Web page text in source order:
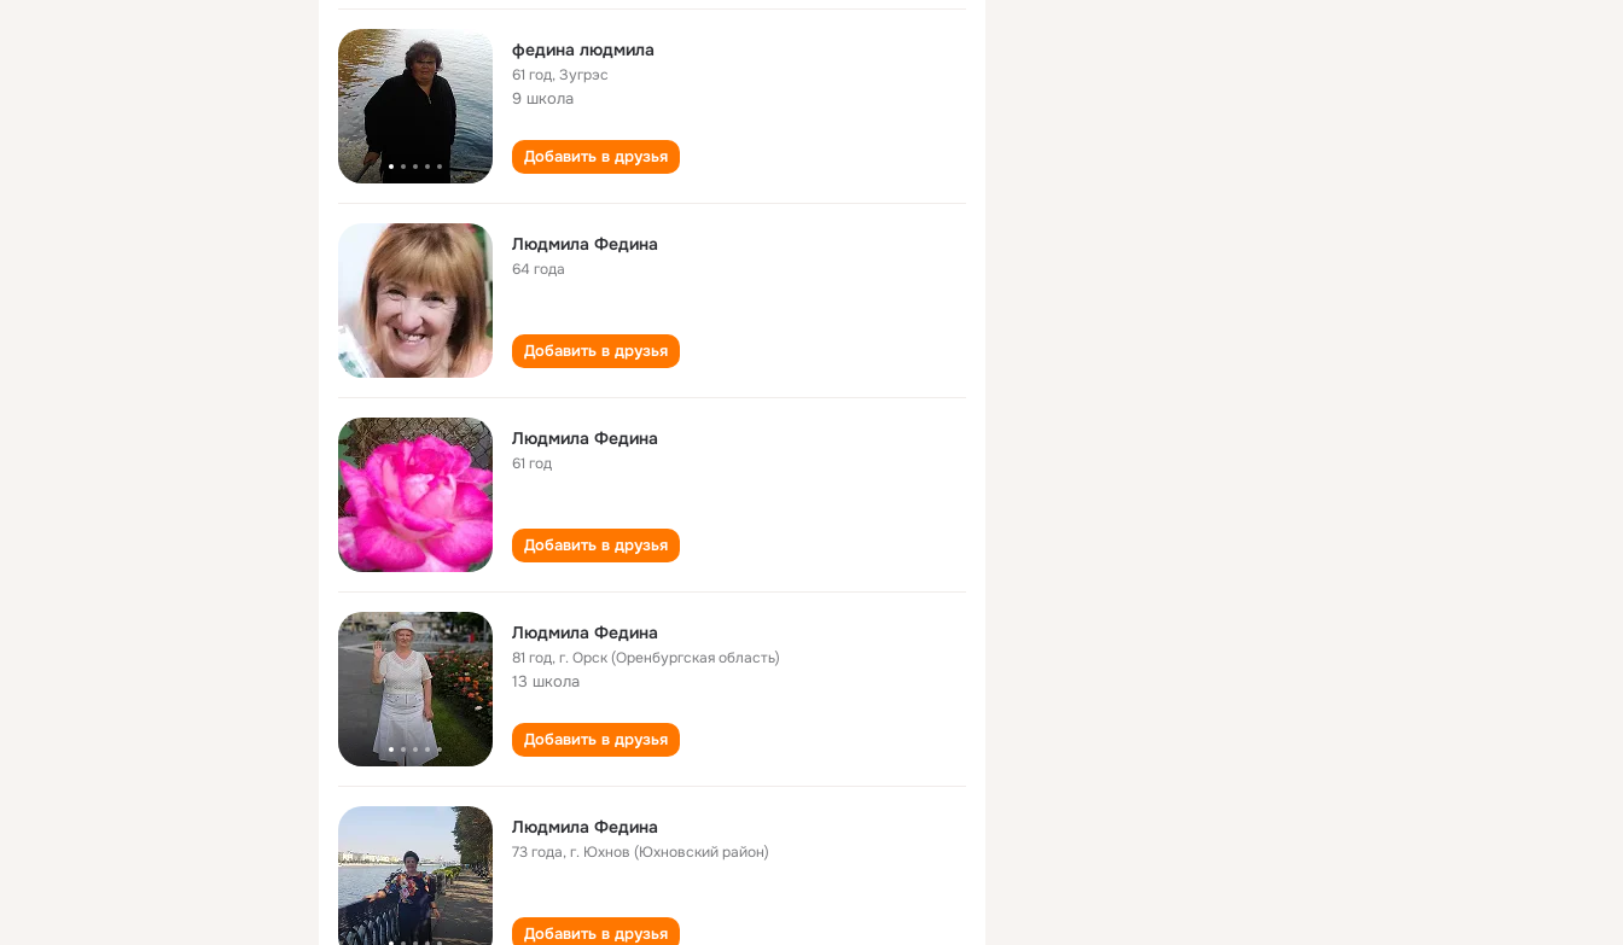
федина людмила
61 год,Зугрэс
9 школа
Добавить в друзья
Людмила Федина
64 года
Добавить в друзья
Людмила Федина
61 год
Добавить в друзья
Людмила Федина
81 год,г. Орск (Оренбургская область)
13 школа
Добавить в друзья
Людмила Федина
73 года,г. Юхнов (Юхновский район)
Добавить в друзья